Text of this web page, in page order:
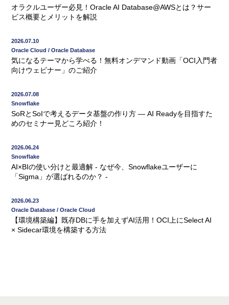
オラクルユーザー必見！Oracle AI Database@AWSとは？サー
ビス概要とメリットを解説
2026.07.10
Oracle Cloud / Oracle Database
気になるテーマから学べる！無料オンデマンド動画「OCI入門者
向けウェビナー」のご紹介
2026.07.08
Snowflake
SoRとSoIで考えるデータ基盤の作り方 ― AI Readyを目指すた
めのセミナー見どころ紹介！
2026.06.24
Snowflake
AI×BIの使い分けと最適解 - なぜ今、Snowflakeユーザーに
「Sigma」が選ばれるのか？ -
2026.06.23
Oracle Database / Oracle Cloud
【環境構築編】既存DBに手を加えずAI活用！OCI上にSelect AI
× Sidecar環境を構築する方法